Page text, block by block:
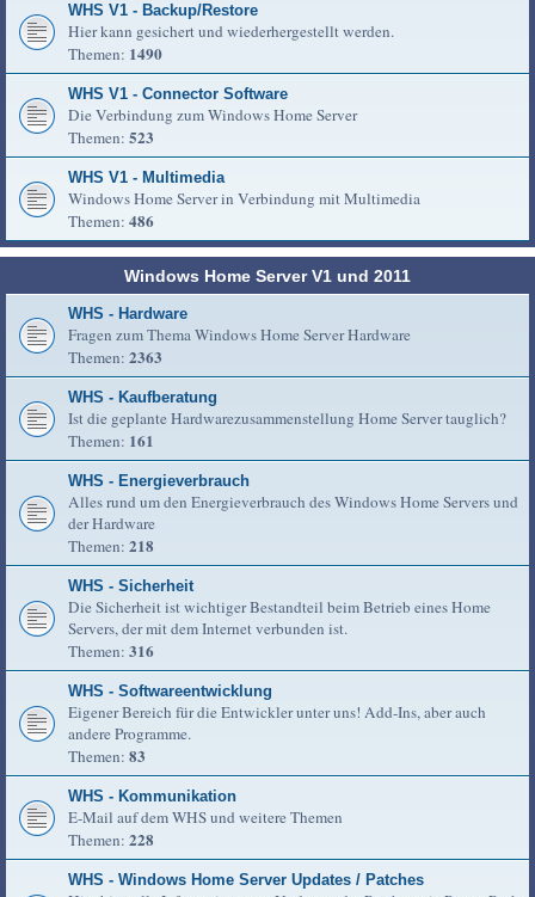
WHS V1 - Backup/Restore
Hier kann gesichert und wiederhergestellt werden.
Themen: 1490
WHS V1 - Connector Software
Die Verbindung zum Windows Home Server
Themen: 523
WHS V1 - Multimedia
Windows Home Server in Verbindung mit Multimedia
Themen: 486
Windows Home Server V1 und 2011
WHS - Hardware
Fragen zum Thema Windows Home Server Hardware
Themen: 2363
WHS - Kaufberatung
Ist die geplante Hardwarezusammenstellung Home Server tauglich?
Themen: 161
WHS - Energieverbrauch
Alles rund um den Energieverbrauch des Windows Home Servers und
der Hardware
Themen: 218
WHS - Sicherheit
Die Sicherheit ist wichtiger Bestandteil beim Betrieb eines Home
Servers, der mit dem Internet verbunden ist.
Themen: 316
WHS - Softwareentwicklung
Eigener Bereich für die Entwickler unter uns! Add-Ins, aber auch
andere Programme.
Themen: 83
WHS - Kommunikation
E-Mail auf dem WHS und weitere Themen
Themen: 228
WHS - Windows Home Server Updates / Patches